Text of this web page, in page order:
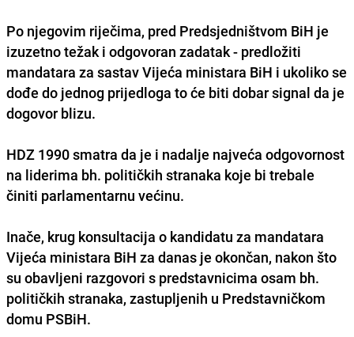
Po njegovim riječima, pred Predsjedništvom BiH je
izuzetno težak i odgovoran zadatak - predložiti
mandatara za sastav Vijeća ministara BiH i ukoliko se
dođe do jednog prijedloga to će biti dobar signal da je
dogovor blizu.
HDZ 1990 smatra da je i nadalje najveća odgovornost
na liderima bh. političkih stranaka koje bi trebale
činiti parlamentarnu većinu.
Inače, krug konsultacija o kandidatu za mandatara
Vijeća ministara BiH za danas je okončan, nakon što
su obavljeni razgovori s predstavnicima osam bh.
političkih stranaka, zastupljenih u Predstavničkom
domu PSBiH.